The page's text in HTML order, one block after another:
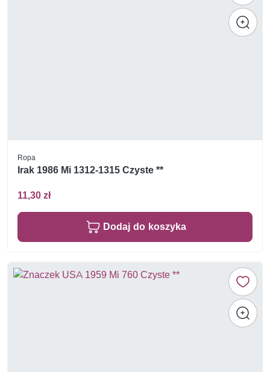
Ropa
Irak 1986 Mi 1312-1315 Czyste **
11,30 zł
Dodaj do koszyka